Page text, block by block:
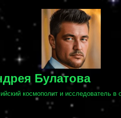
Булатова
космополит и исследователь в